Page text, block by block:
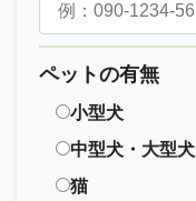
ペットの有無
小型犬
中型犬・大型犬
猫